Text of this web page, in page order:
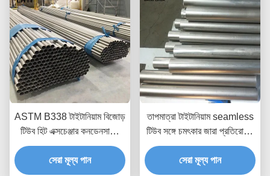
ASTM B338 টাইটানিয়াম বিজোড়
টিউব হিট এক্সচেঞ্জার কনডেনসারের
জন্য 19 মিমি
সেরা মূল্য পান
তাপমাত্রা টাইটানিয়াম seamless
টিউব সঙ্গে চমৎকার জারা প্রতিরোধের
GR1 GR2 GR3 GR4 GR5
GR7 GR9 GR12
সেরা মূল্য পান